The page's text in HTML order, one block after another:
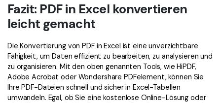
Fazit: PDF in Excel konvertieren
leicht gemacht
Die Konvertierung von PDF in Excel ist eine unverzichtbare
Fähigkeit, um Daten effizient zu bearbeiten, zu analysieren und
zu organisieren. Mit den oben genannten Tools, wie HiPDF,
Adobe Acrobat oder Wondershare PDFelement, können Sie
Ihre PDF-Dateien schnell und sicher in Excel-Tabellen
umwandeln. Egal, ob Sie eine kostenlose Online-Lösung oder